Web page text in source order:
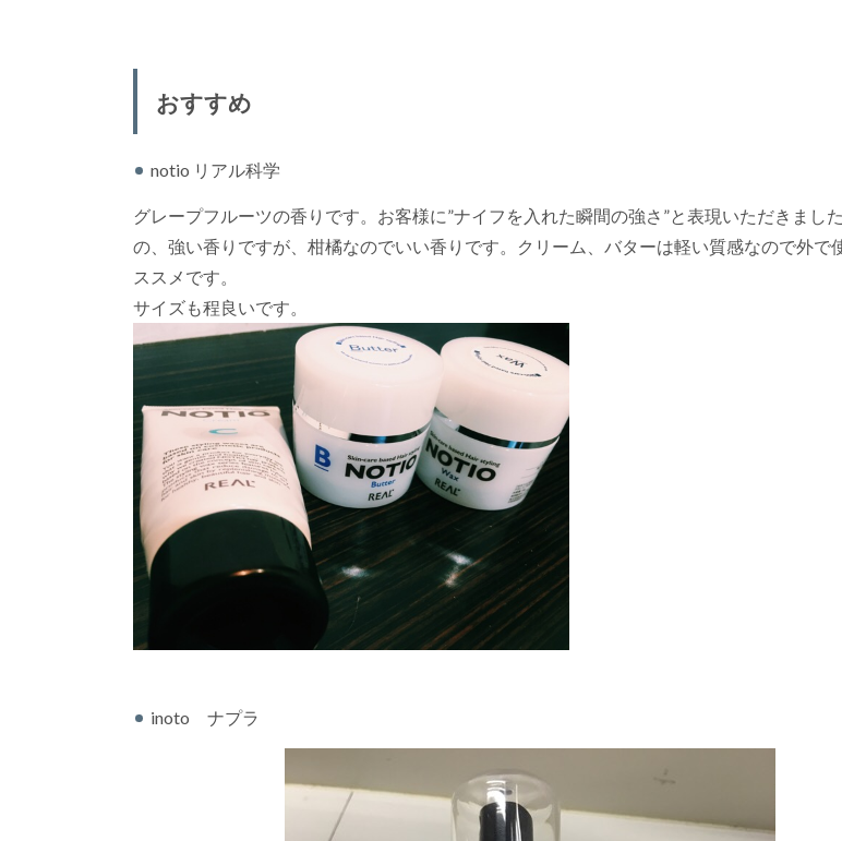
おすすめ
notio リアル科学
グレープフルーツの香りです。お客様に”ナイフを入れた瞬間の強さ”と表現いただきまし
の、強い香りですが、柑橘なのでいい香りです。クリーム、バターは軽い質感なので外で
ススメです。
サイズも程良いです。
inoto ナプラ